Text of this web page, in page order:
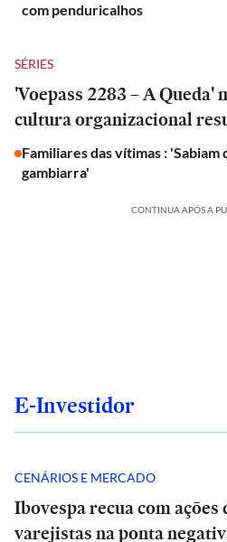
com penduricalhos
SÉRIES
'Voepass 2283 – A Queda'
cultura organizacional
Familiares das vítimas :
gambiarra'
CONTINUA APÓS A
E-Investidor
CENÁRIOS E MERCADO
Ibovespa recua com ações
varejistas na ponta